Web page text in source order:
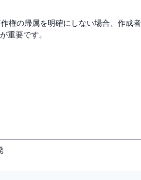
権の帰属を明確にしない場合、作成
重要です。